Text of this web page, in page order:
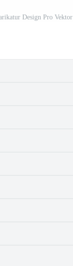
Design Pro Vektor